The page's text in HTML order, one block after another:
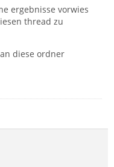
ergebnisse vorwies
thread zu
diese ordner